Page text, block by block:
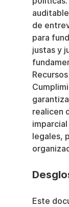
de
para
justas y
realicen
legales,
Este